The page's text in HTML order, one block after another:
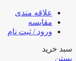
علاقه مندی
مقایسه
ورود / ثبت نام
سبد خرید
بستن